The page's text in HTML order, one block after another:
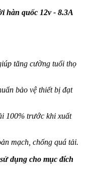
hàn quốc 12v - 8.3A
tăng cường tuổi thọ
bảo vệ thiết bị đạt
100% trước khi xuất
mạch, chống quá tải.
dụng cho mục đích